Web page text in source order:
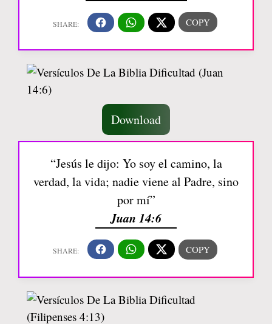
Download
“Jesús le dijo: Yo soy el camino, la
verdad, la vida; nadie viene al Padre, sino
por mí”
Juan 14:6